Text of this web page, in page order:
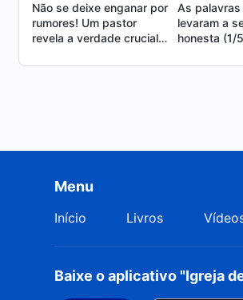
Não se deixe enganar por
rumores! Um pastor
revela a verdade crucial
As
levaram a
honesta (1/
Menu
Início Livros
Baixe o aplicativo "Igreja